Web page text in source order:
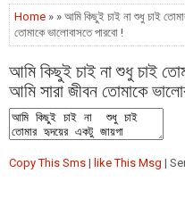
Home » » আমি কিছুই চাই না শুধু চাই
তোমাকে ভালোবাসতে পারবো !
আমি কিছুই চাই না শুধু চাই
আমি সারা জীবন তোমাকে
Copy This Sms | like This Msg |